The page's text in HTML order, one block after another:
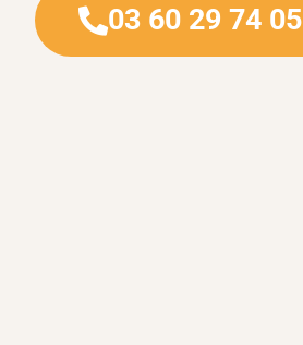
03 60 29 74 05